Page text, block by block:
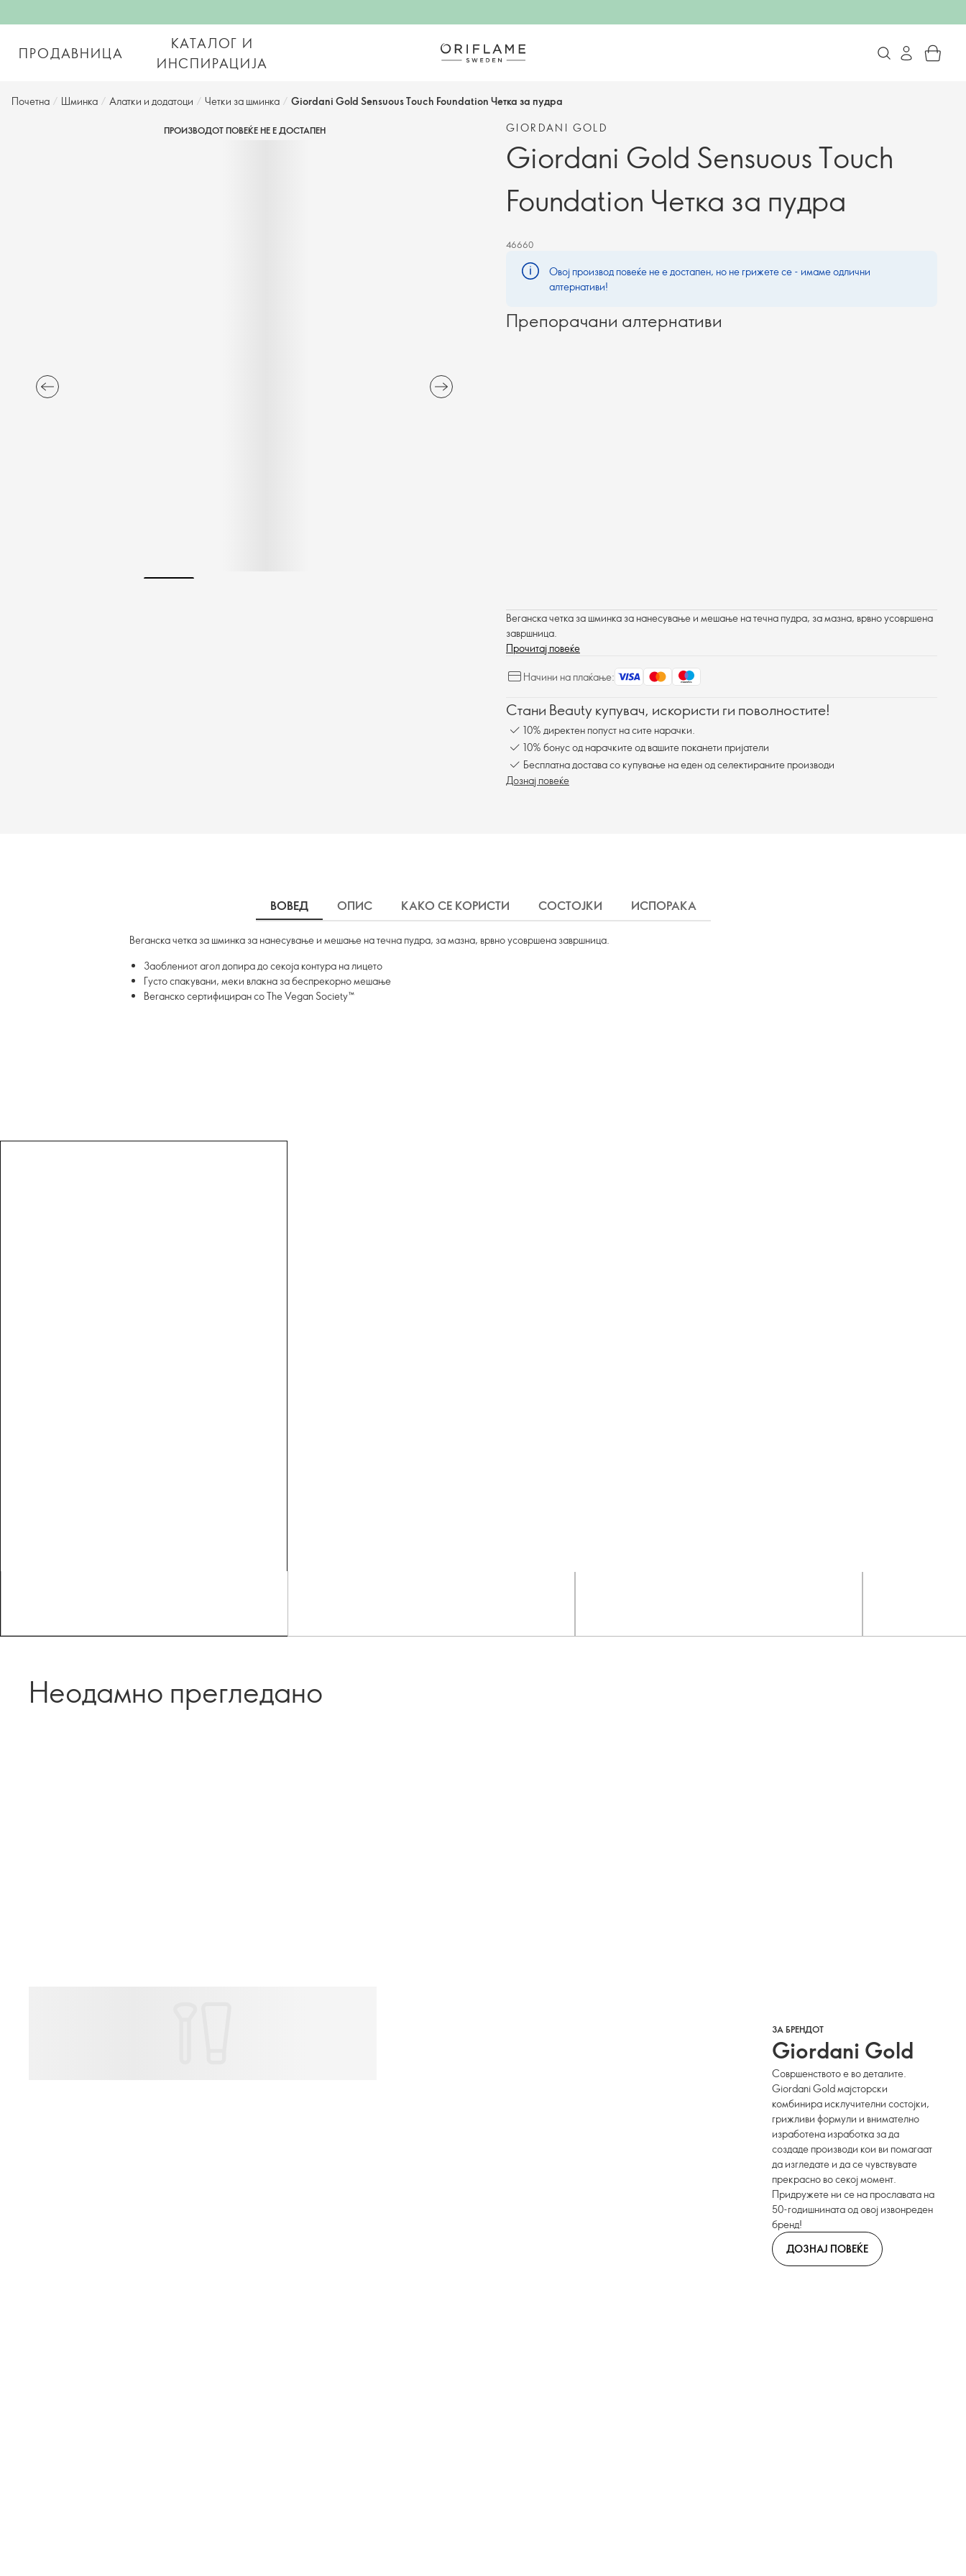
ПРОДАВНИЦА
КАТАЛОГ И
ИНСПИРАЦИЈА
Почетна / Шминка / Алатки и додатоци / Четки за шминка / Giordani Gold Sensuous Touch Foundation Четка за пудра
ПРОИЗВОДОТ ПОВЕЌЕ НЕ Е ДОСТАПЕН GIORDANI GOLD
Giordani Gold Sensuous Touch
Foundation Четка за пудра
46660
Овој производ повеќе не е достапен, но не грижете се - имаме одлични
алтернативи!
Препорачани алтернативи
Веганска четка за шминка за нанесување и мешање на течна пудра, за мазна, врвно усовршена
завршница.
Прочитај повеќе
Начини на плаќање:
Стани Beauty купувач, искористи ги поволностите!
10% директен попуст на сите нарачки.
10% бонус од нарачките од вашите поканети пријатели
Бесплатна достава со купување на еден од селектираните производи
Дознај повеќе
ВОВЕД ОПИС КАКО СЕ КОРИСТИ СОСТОЈКИ ИСПОРАКА
Веганска четка за шминка за нанесување и мешање на течна пудра, за мазна, врвно усовршена завршница.
Заоблениот агол допира до секоја контура на лицето
Густо спакувани, меки влакна за беспрекорно мешање
Веганско сертифициран со The Vegan Society™
Неодамно прегледано
ЗА БРЕНДОТ
Giordani Gold
Совршенството е во деталите.
Giordani Gold мајсторски
комбинира исклучителни состојки,
грижливи формули и внимателно
изработена изработка за да
создаде производи кои ви помагаат
да изгледате и да се чувствувате
прекрасно во секој момент.
Придружете ни се на прославата на
50-годишнината од овој извонреден
бренд!
ДОЗНАЈ ПОВЕЌЕ